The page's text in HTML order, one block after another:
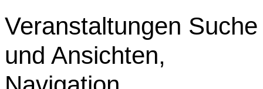
Veranstaltungen
Veranstaltungen Suche
und Ansichten,